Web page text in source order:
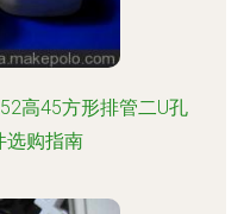
高45方形排管二U孔
选购指南